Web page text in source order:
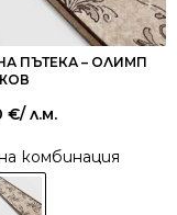
ПЪТЕКА – ОЛИМП
€/ л.м.
комбинация